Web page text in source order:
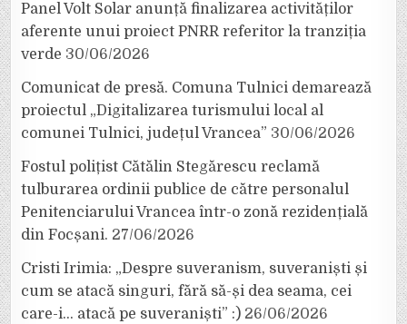
Panel Volt Solar anunță finalizarea activităților
aferente unui proiect PNRR referitor la tranziția
verde 30/06/2026
Comunicat de presă. Comuna Tulnici demarează
proiectul „Digitalizarea turismului local al
comunei Tulnici, județul Vrancea” 30/06/2026
Fostul polițist Cătălin Stegărescu reclamă
tulburarea ordinii publice de către personalul
Penitenciarului Vrancea într-o zonă rezidențială
din Focșani. 27/06/2026
Cristi Irimia: „Despre suveranism, suveraniști și
cum se atacă singuri, fără să-și dea seama, cei
care-i… atacă pe suveraniști” :) 26/06/2026